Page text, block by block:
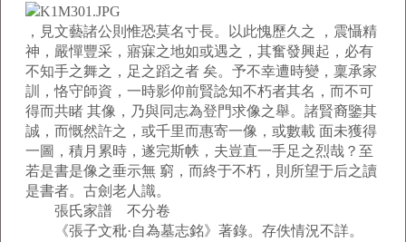
，見文藝諸公則惟恐莫名寸長。以此愧歷久之 ，震懾精
神，嚴憚豐采，寤寐之地如或遇之，其奮發興起，必有
不知手之舞之，足之蹈之者 矣。予不幸遭時變，稟承家
訓，恪守師資，一時影仰前賢諗知不朽者其名，而不可
得而共睹 其像，乃與同志為登門求像之舉。諸賢裔鑒其
誠，而慨然許之，或千里而惠寄一像，或數載 面未獲得
一圖，積月累時，遂完斯帙，夫豈直一手足之烈哉？至
若是書是像之垂示無 窮，而終于不朽，則所望于后之讀
是書者。古劍老人識。
張氏家譜 不分卷
《張子文秕·自為墓志銘》著錄。存佚情況不詳。